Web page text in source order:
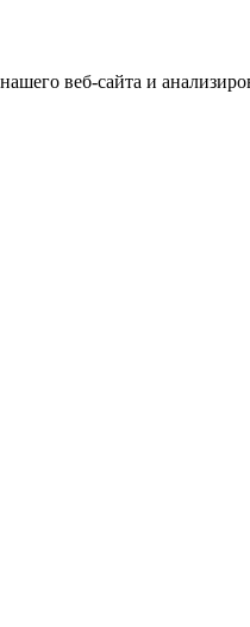
веб-сайта и